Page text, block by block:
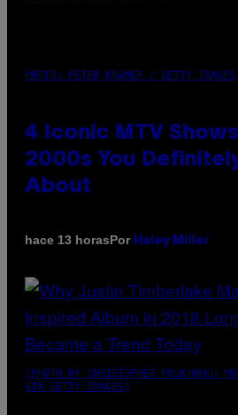
PHOTO: PETER KRAMER / GETTY IMAGES
4 Iconic MTV
2000s You
About
hace 13 horasPor Haley Miller
(PHOTO BY CHRISTOPHER POLK/NBCU
VIA GETTY IMAGES)